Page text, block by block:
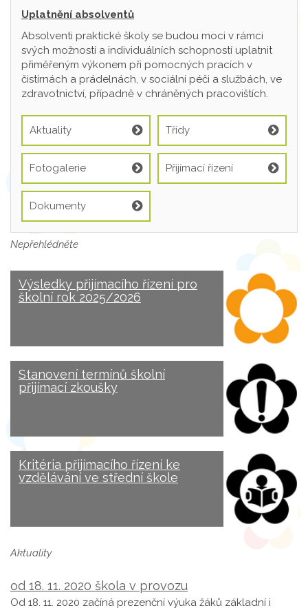
Uplatnění absolventů
Absolventi praktické školy se budou moci v rámci
svých možností a individuálních schopností uplatnit
přiměřeným výkonem při pomocných pracích v
čistírnách a prádelnách, v sociální péči a službách, ve
zdravotnictví, případně v chráněných pracovištích.
Aktuality Třídy
Fotogalerie Přijímací řízení
Dokumenty
Nepřehlédněte
Výsledky přijímacího řízení pro
školní rok 2025/2026
Stanovení termínů školní
přijímací zkoušky
Kritéria přijímacího řízení ke
vzdělávání ve střední škole
Aktuality
od 18. 11. 2020 škola v provozu
Od 18. 11. 2020 začíná prezenční výuka žáků základní i